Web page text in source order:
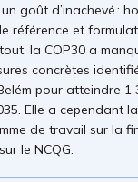
goût d’inachevé :
référence et
la COP30 a
concrètes
pour atteindre 1
Elle a cependant
de travail sur la
le NCQG.